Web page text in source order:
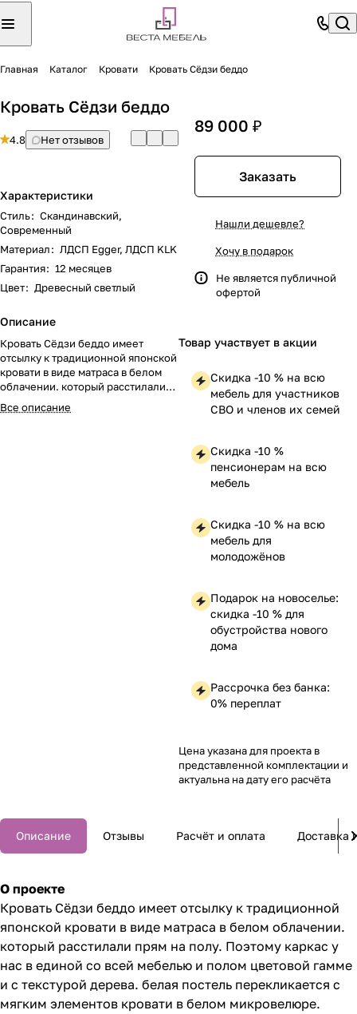
Главная Каталог Кровати Кровать Сёдзи беддо
Кровать Сёдзи беддо
4.8 Нет отзывов
Характеристики
Стиль: Скандинавский,
Современный
Материал: ЛДСП Egger, ЛДСП KLK
Гарантия: 12 месяцев
Цвет: Древесный светлый
Описание
Кровать Сёдзи беддо имеет
отсылку к традиционной японской
кровати в виде матраса в белом
облачении. который расстилали
прям на полу.
Все описание
89 000 ₽
Заказать
Нашли дешевле?
Хочу в подарок
Не является публичной
офертой
Товар участвует в акции
Скидка -10 % на всю
мебель для участников
СВО и членов их семей
Скидка -10 %
пенсионерам на всю
мебель
Скидка -10 % на всю
мебель для
молодожёнов
Подарок на новоселье:
скидка -10 % для
обустройства нового
дома
Рассрочка без банка:
0% переплат
Цена указана для проекта в
представленной комплектации и
актуальна на дату его расчёта
Описание Отзывы Расчёт и оплата Доставка
О проекте
Кровать Сёдзи беддо имеет отсылку к традиционной
японской кровати в виде матраса в белом облачении.
который расстилали прям на полу. Поэтому каркас у
нас в единой со всей мебелью и полом цветовой гамме
и с текстурой дерева. белая постель перекликается с
мягким элементов кровати в белом микровелюре.